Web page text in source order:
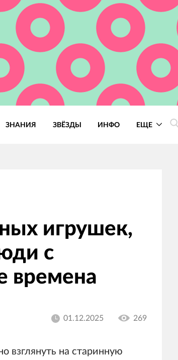
ЗНАНИЯ ЗВЁЗДЫ ИНФО ЕЩЕ
игрушек,
с
времена
01.12.2025 269
взглянуть на старинную